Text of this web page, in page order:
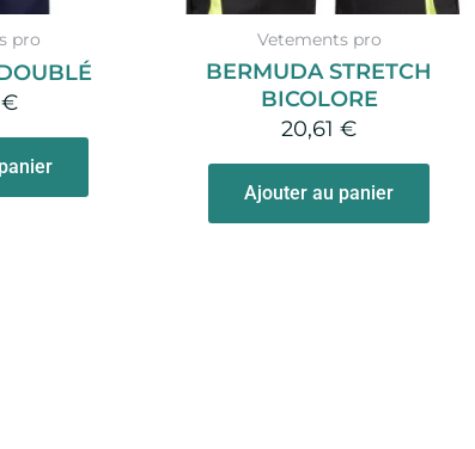
pro
€
Vetements pro
BERMUDA STRETCH
BICOLORE
20,61 €
Ajouter au panier